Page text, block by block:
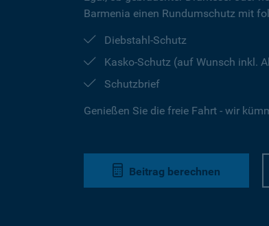
Barmenia einen Rundumschutz mit
Diebstahl-Schutz
Kasko-Schutz (auf Wunsch inkl.
Schutzbrief
Genießen Sie die freie Fahrt - wir
Beitrag berechnen